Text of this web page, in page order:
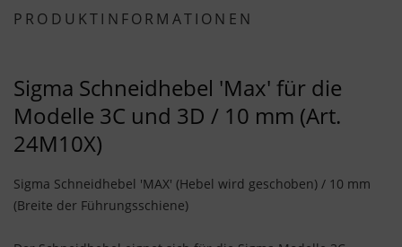
PRODUKTINFORMATIONEN
Sigma Schneidhebel 'Max' für die
Modelle 3C und 3D / 10 mm (Art.
24M10X)
Sigma Schneidhebel 'MAX' (Hebel wird geschoben) / 10 mm
(Breite der Führungsschiene)